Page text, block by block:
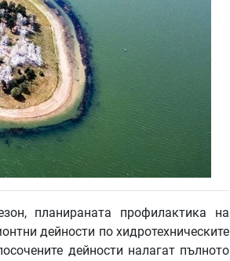
планираната профилактика на
дейности по хидротехническите
дейности налагат пълното